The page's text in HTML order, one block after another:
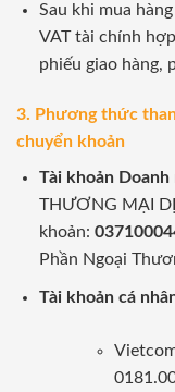
Sau khi mua
VAT tài chính
phiếu giao hàng,
3. Phương thức
chuyển khoản
Tài khoản Doanh
THƯƠNG MẠI
khoản:
Phần Ngoại
Tài khoản cá